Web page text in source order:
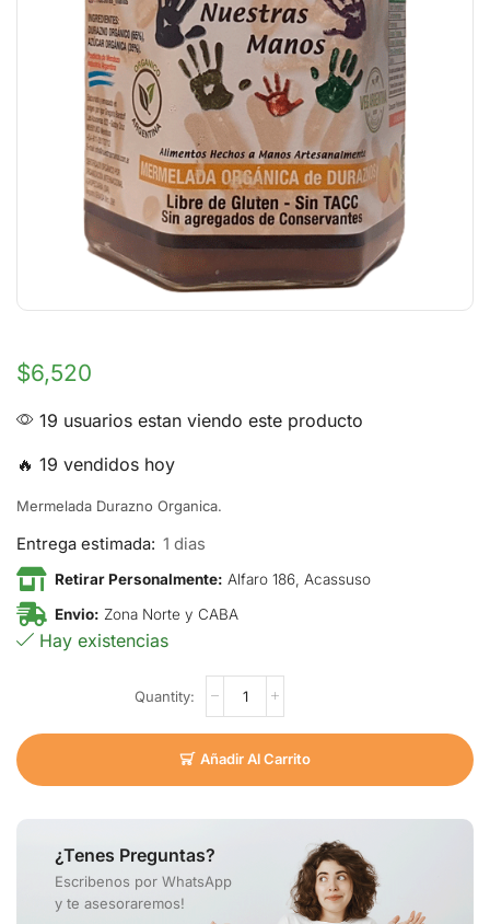
$6,520
19 usuarios estan viendo este producto
🔥 19 vendidos hoy
Mermelada Durazno Organica.
Entrega estimada: 1 dias
Retirar Personalmente: Alfaro 186, Acassuso
Envio: Zona Norte y CABA
Hay existencias
Añadir Al Carrito
¿Tenes Preguntas?
Escribenos por WhatsApp
y te asesoraremos!